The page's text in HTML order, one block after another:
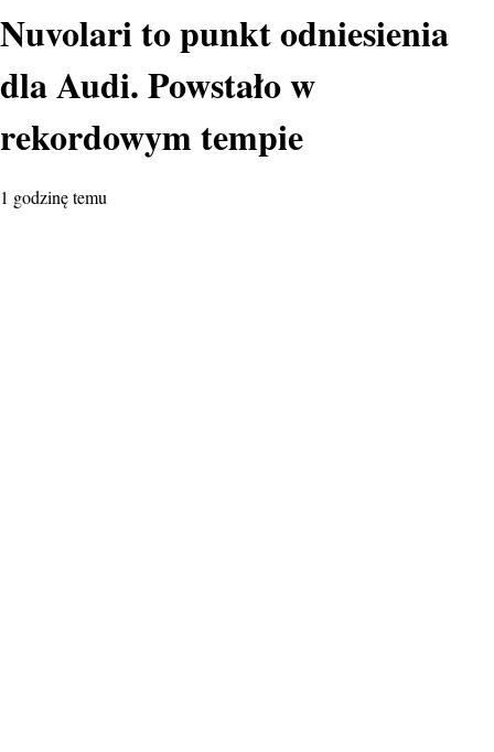
Nuvolari to punkt odniesienia
dla Audi. Powstało w
rekordowym tempie
1 godzinę temu